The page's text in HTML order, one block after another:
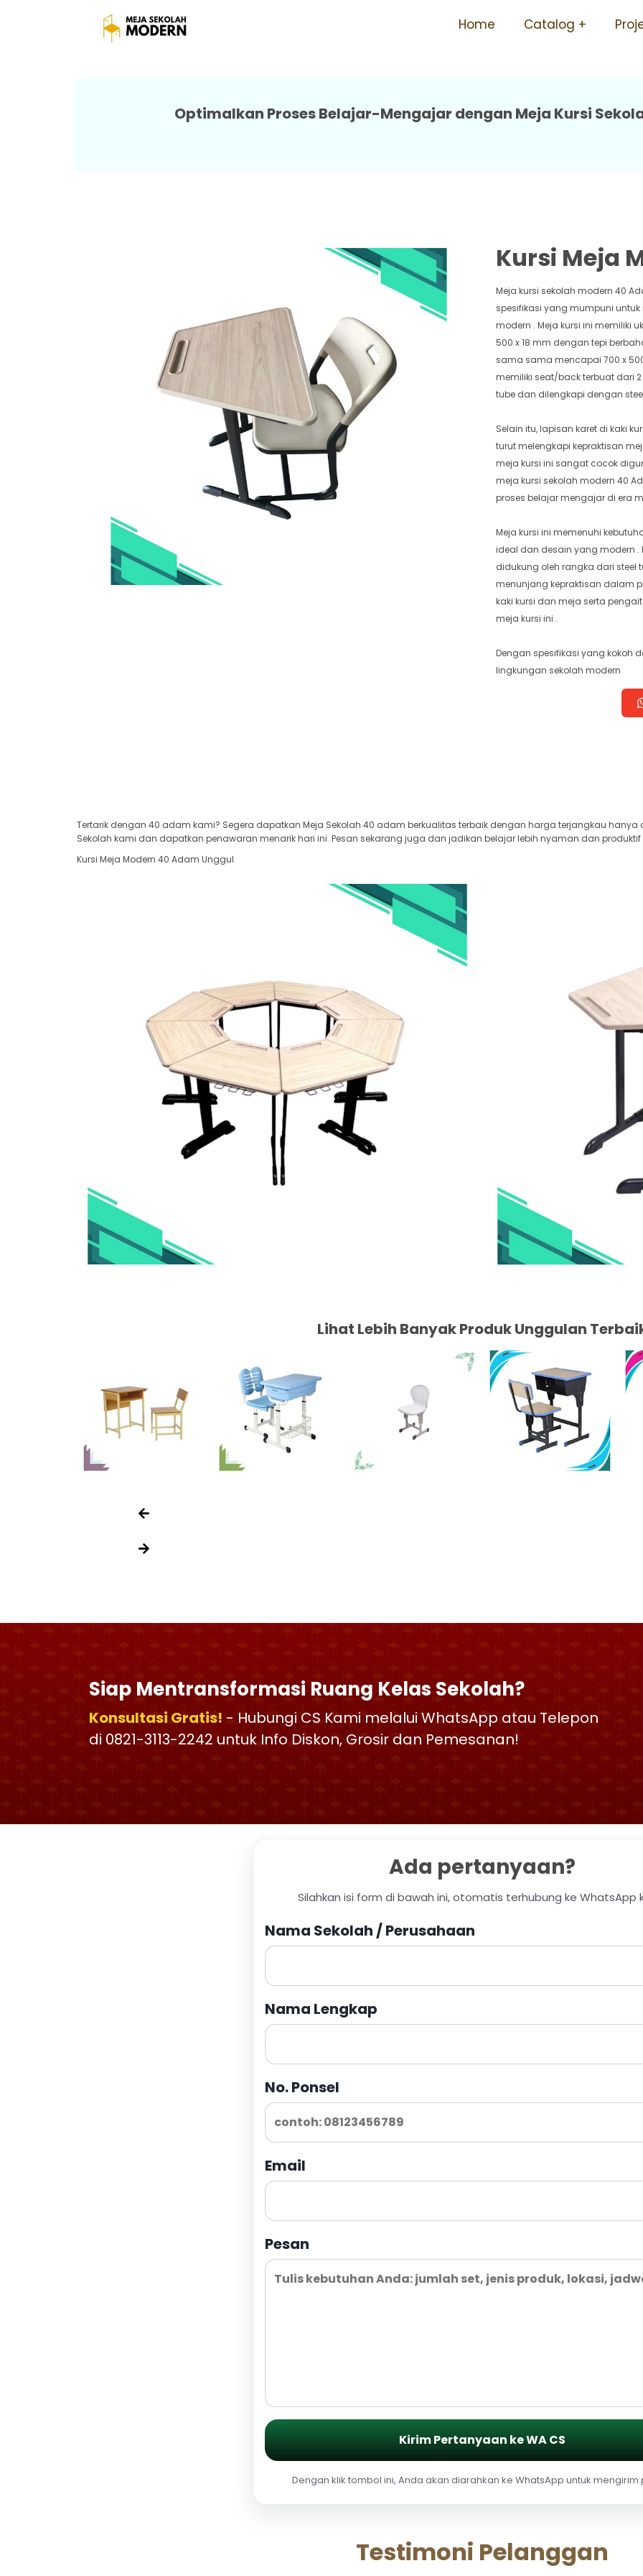
Home Catalog
Kursi Dan Meja Sekolah Tersedia Ukuran Sd
Optimalkan Proses Belajar-Mengajar dengan Meja Kursi
Kursi Meja
Meja kursi sekolah modern 40
spesifikasi yang mumpuni
modern . Meja kursi ini memiliki
500 x 18 mm dengan tepi
sama sama mencapai 700 x
memiliki seat/back terbuat dari
tube dan dilengkapi dengan
Selain itu, lapisan karet di kaki
turut melengkapi kepraktisan
meja kursi ini sangat cocok
meja kursi sekolah modern 40
proses belajar mengajar di era
Meja kursi ini memenuhi
ideal dan desain yang modern .
didukung oleh rangka dari steel
menunjang kepraktisan dalam
kaki kursi dan meja serta
meja kursi ini .
Dengan spesifikasi yang kokoh
lingkungan sekolah modern
Tertarik dengan 40 adam kami? Segera dapatkan Meja Sekolah 40 adam berkualitas terbaik dengan harga terjangkau hanya
Sekolah kami dan dapatkan penawaran menarik hari ini. Pesan sekarang juga dan jadikan belajar lebih nyaman dan
Kursi Meja Modern 40 Adam Unggul
Lihat Lebih Banyak Produk Unggulan
Siap Mentransformasi Ruang Kelas Sekolah?
Konsultasi Gratis! - Hubungi CS Kami melalui WhatsApp atau Telepon
di 0821-3113-2242 untuk Info Diskon, Grosir dan Pemesanan!
Ada pertanyaan?
Silahkan isi form di bawah ini, otomatis terhubung ke WhatsApp
Nama Sekolah / Perusahaan
Nama Lengkap
No. Ponsel
Email
Pesan
Kirim Pertanyaan ke WA CS
Dengan klik tombol ini, Anda akan diarahkan ke WhatsApp untuk mengirim
Testimoni Pelanggan